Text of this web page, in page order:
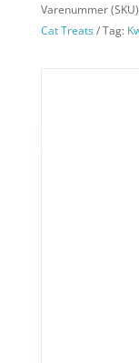
Varenummer
Cat Treats
Tag: